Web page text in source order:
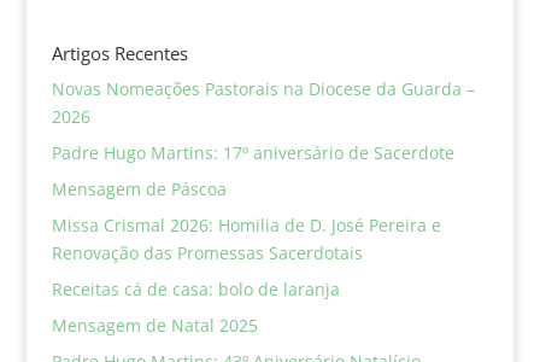
Artigos Recentes
Novas Nomeações Pastorais na Diocese da Guarda –
2026
Padre Hugo Martins: 17º aniversário de Sacerdote
Mensagem de Páscoa
Missa Crismal 2026: Homilia de D. José Pereira e
Renovação das Promessas Sacerdotais
Receitas cá de casa: bolo de laranja
Mensagem de Natal 2025